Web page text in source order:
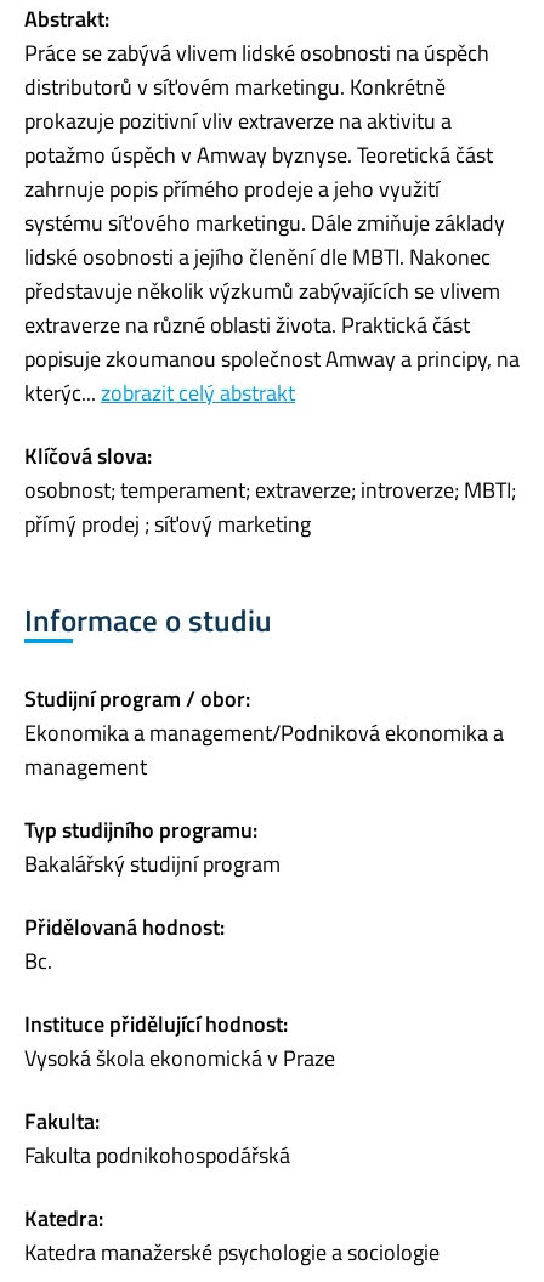
Abstrakt:
Práce se zabývá vlivem lidské osobnosti na úspěch
distributorů v síťovém marketingu. Konkrétně
prokazuje pozitivní vliv extraverze na aktivitu a
potažmo úspěch v Amway byznyse. Teoretická část
zahrnuje popis přímého prodeje a jeho využití
systému síťového marketingu. Dále zmiňuje základy
lidské osobnosti a jejího členění dle MBTI. Nakonec
představuje několik výzkumů zabývajících se vlivem
extraverze na různé oblasti života. Praktická část
popisuje zkoumanou společnost Amway a principy, na
kterýc...zobrazit celý abstrakt
Klíčová slova:
osobnost; temperament; extraverze; introverze; MBTI;
přímý prodej ; síťový marketing
Informace o studiu
Studijní program / obor:
Ekonomika a management/Podniková ekonomika a
management
Typ studijního programu:
Bakalářský studijní program
Přidělovaná hodnost:
Bc.
Instituce přidělující hodnost:
Vysoká škola ekonomická v Praze
Fakulta:
Fakulta podnikohospodářská
Katedra:
Katedra manažerské psychologie a sociologie